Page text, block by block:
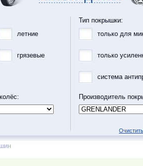
летние
грязевые
Тип покрышки:
только для
только
система
Производитель